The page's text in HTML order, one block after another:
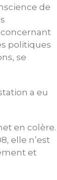
de
politiques
se
a eu
en colère.
elle n’est
et